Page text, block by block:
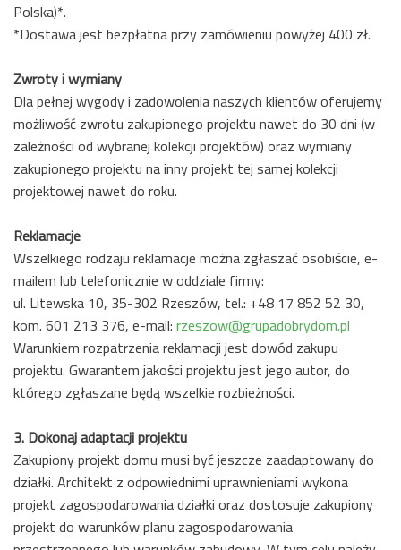
Polska)*.
*Dostawa jest bezpłatna przy zamówieniu powyżej 400 zł.
Zwroty i wymiany
Dla pełnej wygody i zadowolenia naszych klientów oferujemy
możliwość zwrotu zakupionego projektu nawet do 30 dni (w
zależności od wybranej kolekcji projektów) oraz wymiany
zakupionego projektu na inny projekt tej samej kolekcji
projektowej nawet do roku.
Reklamacje
Wszelkiego rodzaju reklamacje można zgłaszać osobiście, e-
mailem lub telefonicznie w oddziale firmy:
ul. Litewska 10, 35-302 Rzeszów, tel.: +48 17 852 52 30,
kom. 601 213 376, e-mail:rzeszow@grupadobrydom.pl
Warunkiem rozpatrzenia reklamacji jest dowód zakupu
projektu. Gwarantem jakości projektu jest jego autor, do
którego zgłaszane będą wszelkie rozbieżności.
3. Dokonaj adaptacji projektu
Zakupiony projekt domu musi być jeszcze zaadaptowany do
działki. Architekt z odpowiednimi uprawnieniami wykona
projekt zagospodarowania działki oraz dostosuje zakupiony
projekt do warunków planu zagospodarowania